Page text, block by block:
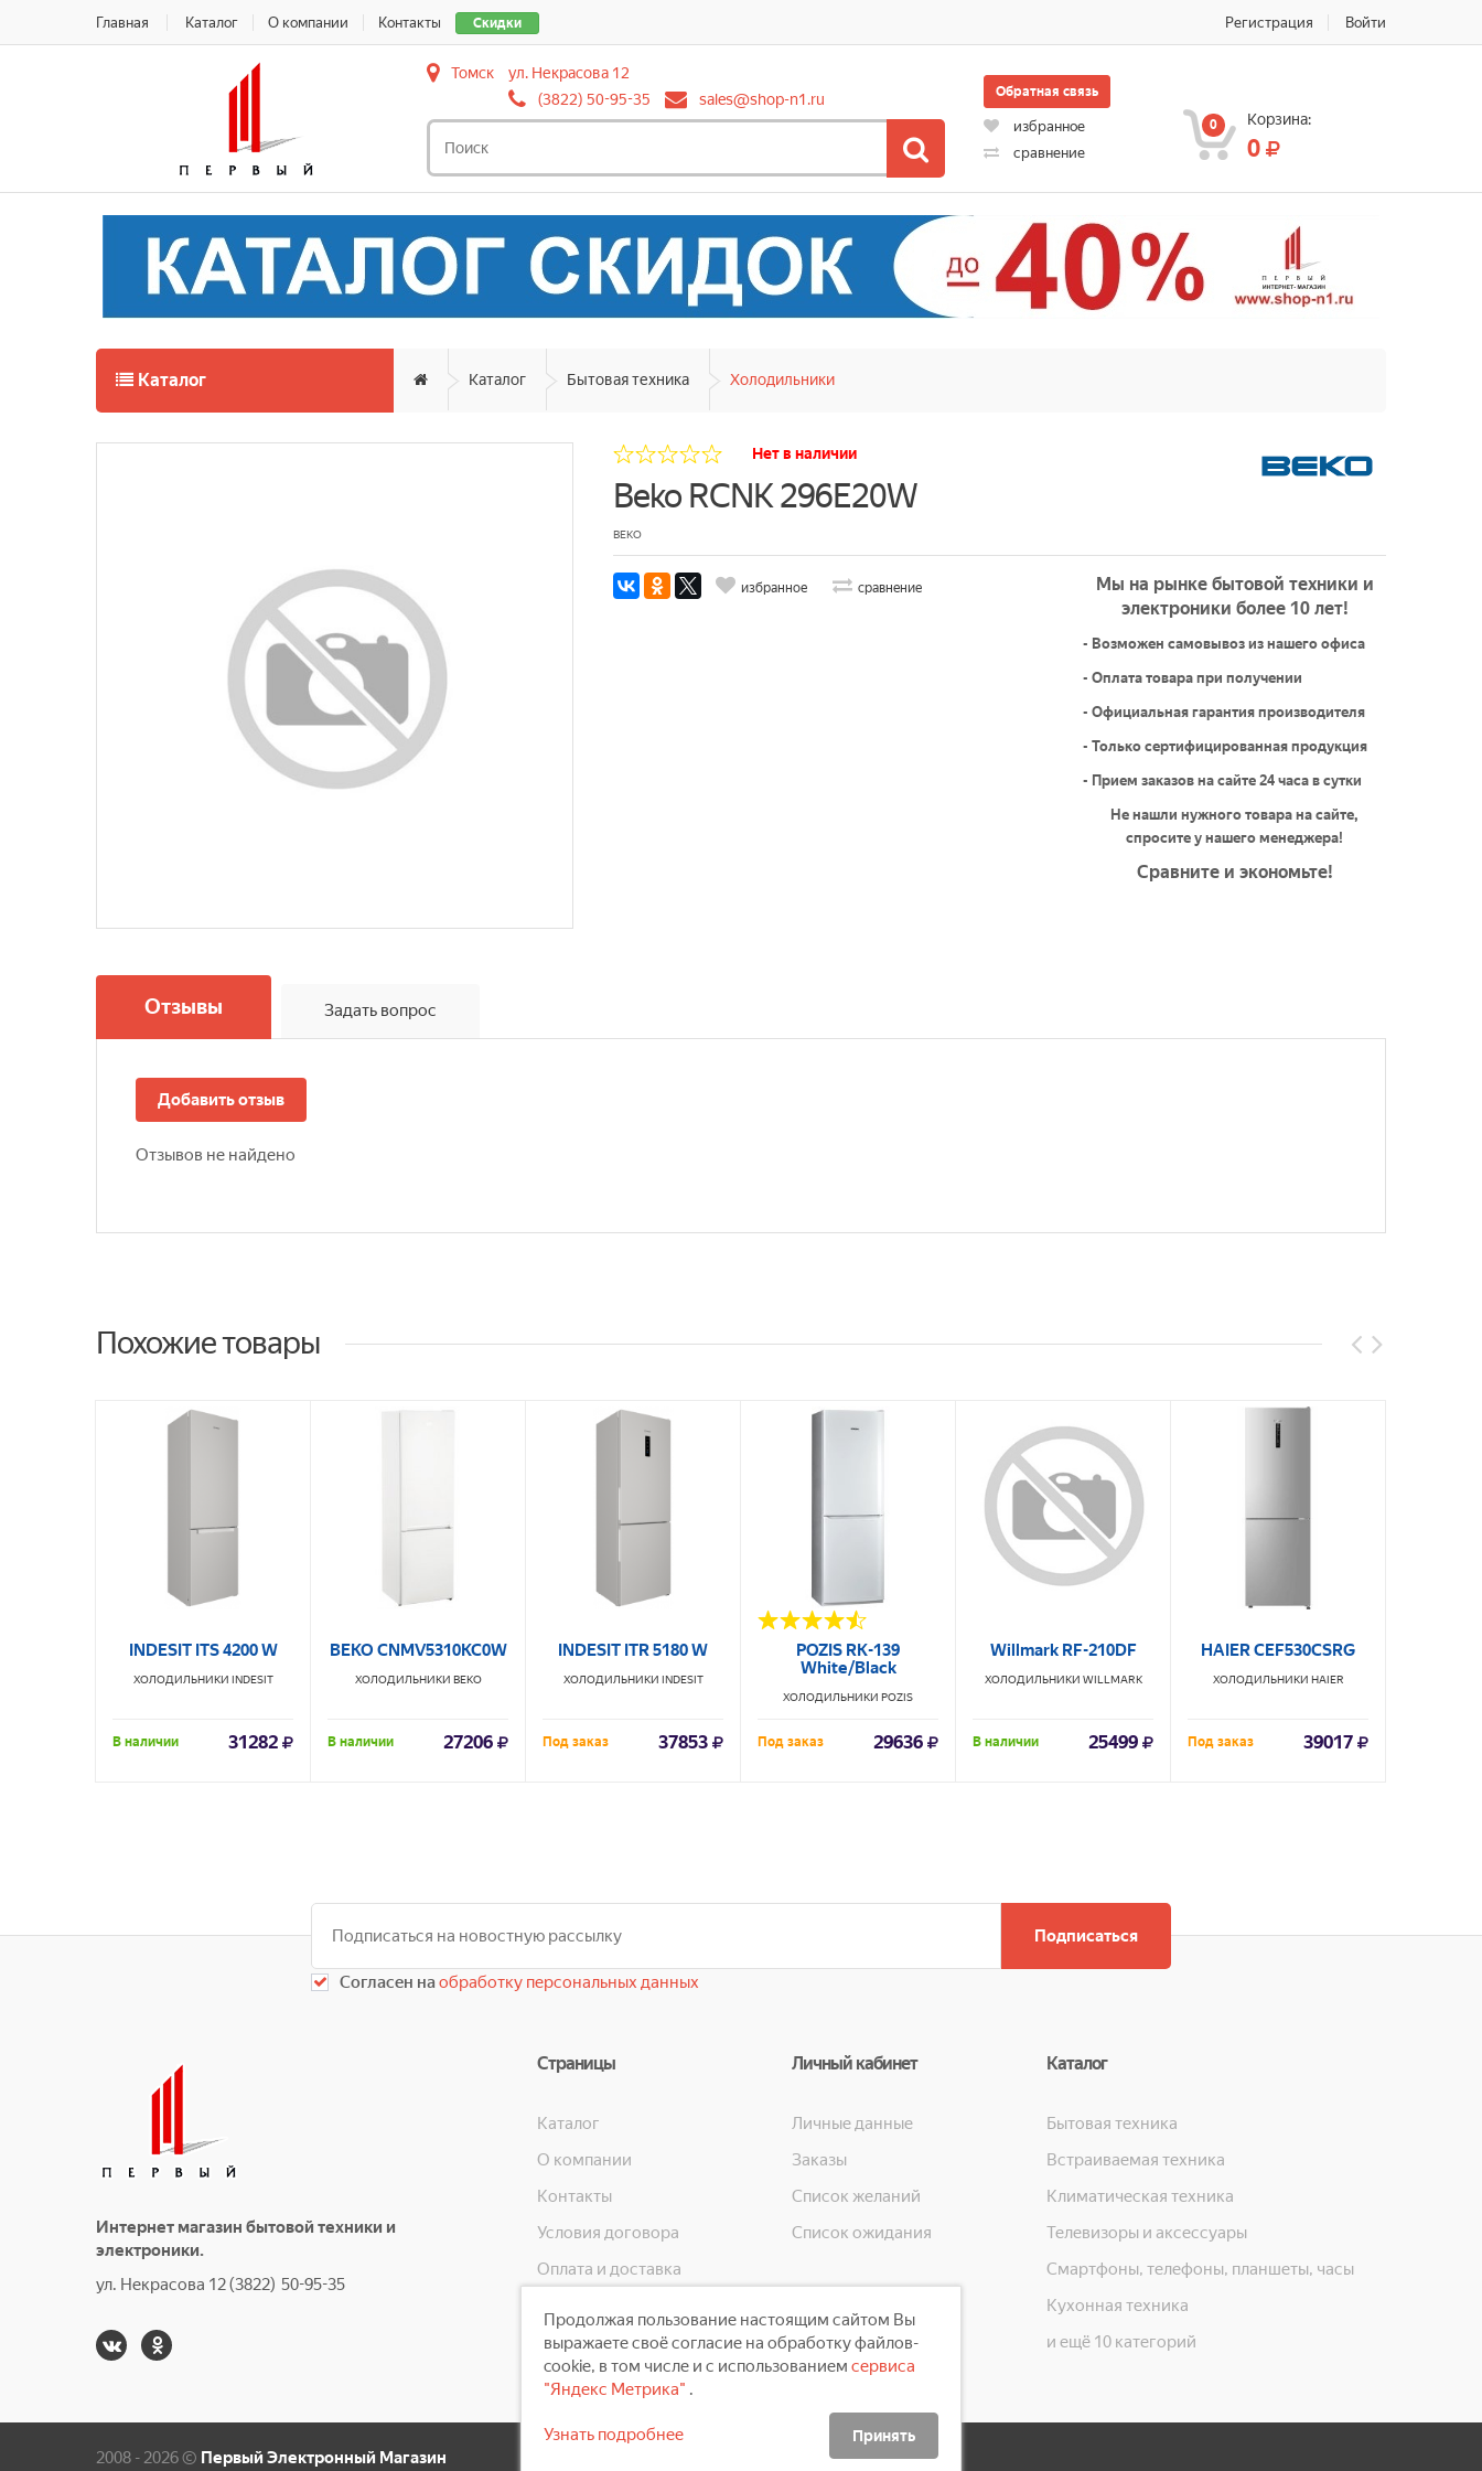
Скидки
Главная Каталог О компании Контакты Регистрация Войти
Томск
ул. Некрасова 12
(3822) 50-95-35
sales@shop-n1.ru Обратная связь
избранное
сравнение
0 Корзина:
0
Каталог Каталог Бытовая техника Холодильники
Нет в наличии
Beko RCNK 296E20W
BEKO
избранное сравнение
Мы на рынке бытовой техники и
электроники более 10 лет!
- Возможен самовывоз из нашего офиса
- Оплата товара при получении
- Официальная гарантия производителя
- Только сертифицированная продукция
- Прием заказов на сайте 24 часа в сутки
Не нашли нужного товара на сайте,
спросите у нашего менеджера!
Сравните и экономьте!
Отзывы Задать вопрос
Добавить отзыв
Отзывов не найдено
Похожие товары
INDESIT ITS 4200 W
ХОЛОДИЛЬНИКИ INDESIT
В наличии 31282
BEKO CNMV5310KC0W
ХОЛОДИЛЬНИКИ BEKO
В наличии 27206
INDESIT ITR 5180 W
ХОЛОДИЛЬНИКИ INDESIT
Под заказ 37853
POZIS RK-139
White/Black
ХОЛОДИЛЬНИКИ POZIS
Под заказ 29636
Willmark RF-210DF
ХОЛОДИЛЬНИКИ WILLMARK
В наличии 25499
HAIER CEF530CSRG
ХОЛОДИЛЬНИКИ HAIER
Под заказ 39017
Подписаться
Согласен наобработку персональных данных
Интернет магазин бытовой техники и
электроники.
ул. Некрасова 12 (3822) 50-95-35
Страницы
Каталог
О компании
Контакты
Условия договора
Оплата и доставка
Скидки
Личный кабинет
Личные данные
Заказы
Список желаний
Список ожидания
Каталог
Бытовая техника
Встраиваемая техника
Климатическая техника
Телевизоры и аксессуары
Смартфоны, телефоны, планшеты, часы
Кухонная техника
и ещё 10 категорий
2008 - 2026 © Первый Электронный Магазин
Продолжая пользование настоящим сайтом Вы
выражаете своё согласие на обработку файлов-
cookie, в том числе и с использованием сервиса
"Яндекс Метрика" .
Узнать подробнее Принять